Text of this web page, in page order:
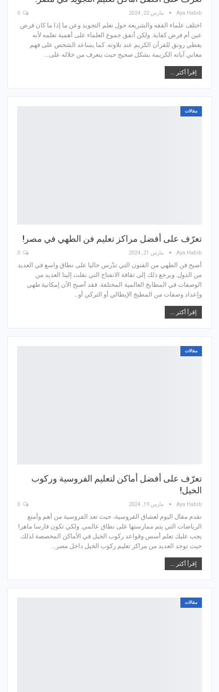
Aya Habib مارس 22, 2024
اختلف علماء الفقه والشريعة حول تعلم التجويد وعن ما إذا ما كان فرض
عين أم فرض كفاية. ولكن أتفق جموع العلماء على أهمية تعلمه لأنه
يعطي رونق للقرآن الكريم عند تلاوته. كما يساعد الشخص على فهم
معاني آياته الكريمة بشكل صحيح حيث يتعرف من خلاله على…
إقرأ أكثر ...
مقالات
تعرّف على أفضل مراكز تعليم فن الطهي في مصر!
Aya Habib مارس 21, 2024
أصبح فن الطهي من الفنون التي تدّرس حاليا على نطاق واسع في العديد
من الدول. ويرجع ذلك إلى ثقافة الانفتاح التي نقلت إلينا العديد من
الوصفات في المطابخ العالمية المختلفة. فقد أصبح الآن إمكانية طهي
وإعداد وصفات من المطبخ الإيطالي أو التركي أو…
إقرأ أكثر ...
مقالات
تعرّف على أفضل أماكن لتعليم الفروسية وركوب
الخيل!
Aya Habib مارس 19, 2024
نقدم مقال اليوم لعشاق الفروسية، حيث تعد الفروسية من أهم وأمتع
الرياضات التي يتم ممارستها على نطاق عالمي. ولكي تكون فارسا ماهرا
يجب عليك تعلم أسس وقواعد ركوب الخيل في الأماكن المخصصة لذلك.
حيث توجد العديد من مراكز تعليم ركوب الخيل داخل مصر…
إقرأ أكثر ...
مقالات